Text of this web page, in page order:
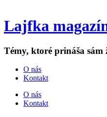
Lajfka
Témy, ktoré prináša sám
O nás
Kontakt
O nás
Kontakt